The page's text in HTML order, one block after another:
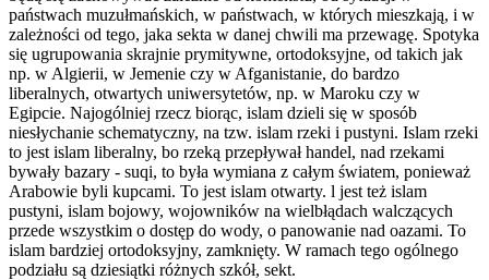
państwach muzułmańskich, w państwach, w których mieszkają, i w
zależności od tego, jaka sekta w danej chwili ma przewagę. Spotyka
się ugrupowania skrajnie prymitywne, ortodoksyjne, od takich jak
np. w Algierii, w Jemenie czy w Afganistanie, do bardzo
liberalnych, otwartych uniwersytetów, np. w Maroku czy w
Egipcie. Najogólniej rzecz biorąc, islam dzieli się w sposób
niesłychanie schematyczny, na tzw. islam rzeki i pustyni. Islam rzeki
to jest islam liberalny, bo rzeką przepływał handel, nad rzekami
bywały bazary - suqi, to była wymiana z całym światem, ponieważ
Arabowie byli kupcami. To jest islam otwarty. l jest też islam
pustyni, islam bojowy, wojowników na wielbłądach walczących
przede wszystkim o dostęp do wody, o panowanie nad oazami. To
islam bardziej ortodoksyjny, zamknięty. W ramach tego ogólnego
podziału są dziesiątki różnych szkół, sekt.